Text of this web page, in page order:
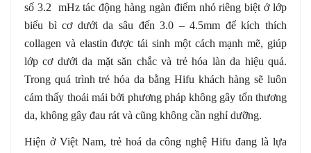
số 3.2 mHz tác động hàng ngàn điểm nhỏ riêng biệt ở lớp
biểu bì cơ dưới da sâu đến 3.0 – 4.5mm để kích thích
collagen và elastin được tái sinh một cách mạnh mẽ, giúp
lớp cơ dưới da mặt săn chắc và trẻ hóa làn da hiệu quả.
Trong quá trình trẻ hóa da bằng Hifu khách hàng sẽ luôn
cảm thấy thoải mái bởi phương pháp không gây tổn thương
da, không gây đau rát và cũng không cần nghỉ dưỡng.
Hiện ở Việt Nam, trẻ hoá da công nghệ Hifu đang là lựa